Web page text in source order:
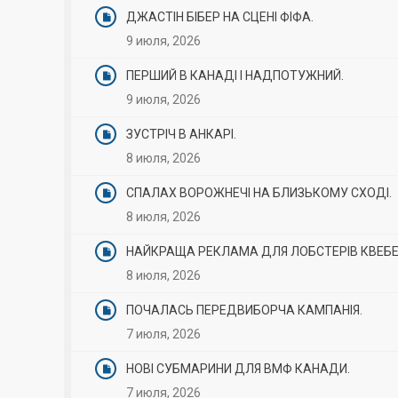
ДЖАСТІН БІБЕР НА СЦЕНІ ФІФА.
9 июля, 2026
ПЕРШИЙ В КАНАДІ І НАДПОТУЖНИЙ.
9 июля, 2026
ЗУСТРІЧ В АНКАРІ.
8 июля, 2026
СПАЛАХ ВОРОЖНЕЧІ НА БЛИЗЬКОМУ СХОДІ.
8 июля, 2026
НАЙКРАЩА РЕКЛАМА ДЛЯ ЛОБСТЕРІВ
8 июля, 2026
ПОЧАЛАСЬ ПЕРЕДВИБОРЧА КАМПАНІЯ.
7 июля, 2026
НОВІ СУБМАРИНИ ДЛЯ ВМФ КАНАДИ.
7 июля, 2026